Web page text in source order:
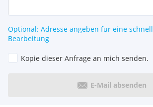
Optional: Adresse angeben für eine
Bearbeitung
Kopie dieser Anfrage an mich senden.
E-Mail absenden